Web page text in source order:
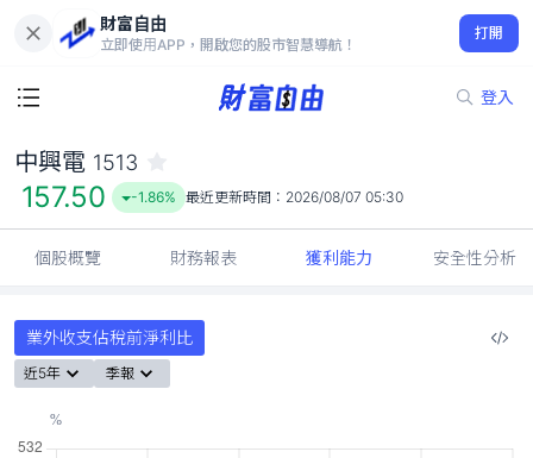
財富自由
立即使用APP，開啟您的股市智慧導航！
打開
登入
157.50
-1.86%
中興電 1513
157.50 -1.86% 最近更新時間： 2026/08/07 05:30
個股概覽 財務報表 獲利能力 安全性分析
業外收支佔稅前淨利比
近5年 季報